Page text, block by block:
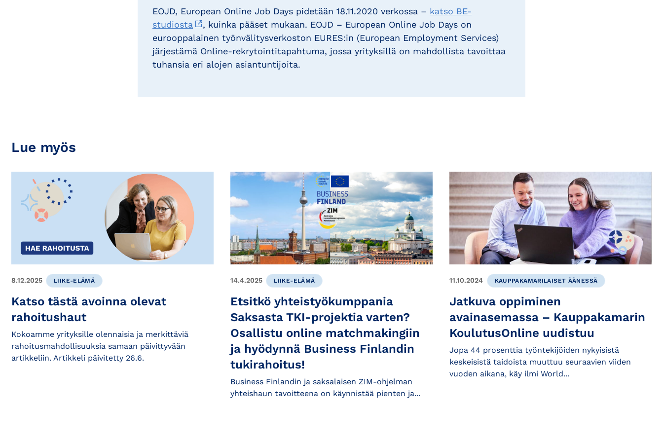
EOJD, European Online Job Days pidetään 18.11.2020 verkossa – katso BE-
studiosta
, kuinka pääset mukaan. EOJD – European Online Job Days on
eurooppalainen työnvälitysverkoston EURES:in (European Employment Services)
järjestämä Online-rekrytointitapahtuma, jossa yrityksillä on mahdollista tavoittaa
tuhansia eri alojen asiantuntijoita.
Lue myös
8.12.2025 LIIKE-ELÄMÄ
Katso tästä avoinna olevat
rahoitushaut
Kokoamme yrityksille olennaisia ja merkittäviä
rahoitusmahdollisuuksia samaan päivittyvään
artikkeliin. Artikkeli päivitetty 26.6.
14.4.2025 LIIKE-ELÄMÄ
Etsitkö yhteistyökumppania
Saksasta TKI-projektia varten?
Osallistu online matchmakingiin
ja hyödynnä Business Finlandin
tukirahoitus!
Business Finlandin ja saksalaisen ZIM-ohjelman
yhteishaun tavoitteena on käynnistää pienten ja...
11.10.2024 KAUPPAKAMARILAISET ÄÄNESSÄ
Jatkuva oppiminen
avainasemassa – Kauppakamarin
KoulutusOnline uudistuu
Jopa 44 prosenttia työntekijöiden nykyisistä
keskeisistä taidoista muuttuu seuraavien viiden
vuoden aikana, käy ilmi World...